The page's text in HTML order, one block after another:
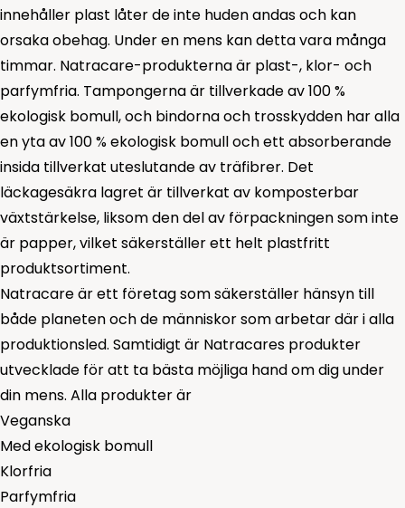
innehåller plast låter de inte huden andas och kan
orsaka obehag. Under en mens kan detta vara många
timmar. Natracare-produkterna är plast-, klor- och
parfymfria. Tampongerna är tillverkade av 100 %
ekologisk bomull, och bindorna och trosskydden har alla
en yta av 100 % ekologisk bomull och ett absorberande
insida tillverkat uteslutande av träfibrer. Det
läckagesäkra lagret är tillverkat av komposterbar
växtstärkelse, liksom den del av förpackningen som inte
är papper, vilket säkerställer ett helt plastfritt
produktsortiment.
Natracare är ett företag som säkerställer hänsyn till
både planeten och de människor som arbetar där i alla
produktionsled. Samtidigt är Natracares produkter
utvecklade för att ta bästa möjliga hand om dig under
din mens. Alla produkter är
Veganska
Med ekologisk bomull
Klorfria
Parfymfria